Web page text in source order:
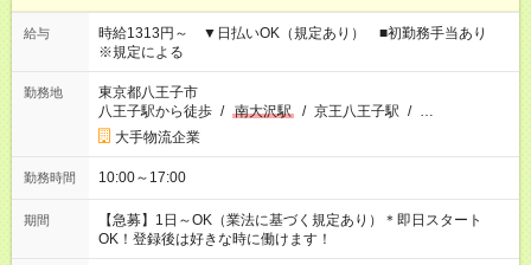
給与
時給1313円～ ▼日払いOK（規定あり） ■初勤務手当あり
※規定による
勤務地
東京都八王子市
八王子駅から徒歩 / 南大沢駅 / 京王八王子駅 / …
大手物流企業
勤務時間 10:00～17:00
期間
【急募】1日～OK（業法に基づく規定あり）＊即日スタート
OK！登録後は好きな時に働けます！